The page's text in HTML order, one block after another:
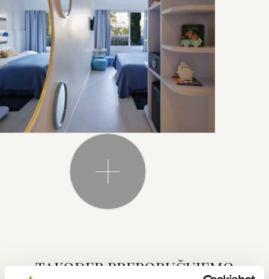
TAKOĐER PREPORUČUJEMO